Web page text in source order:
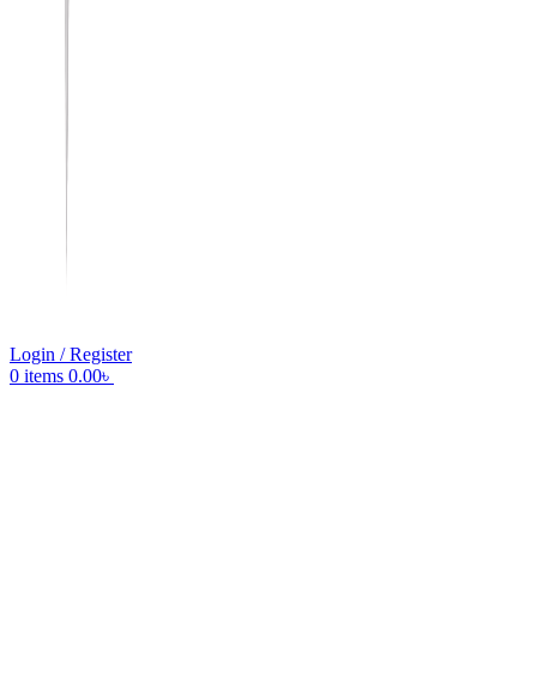
Login / Register
0 items 0.00৳